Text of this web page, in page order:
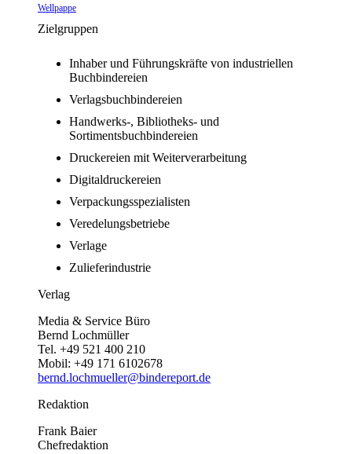
Wellpappe
Zielgruppen
Inhaber und Führungskräfte von industriellen
Buchbindereien
Verlagsbuchbindereien
Handwerks-, Bibliotheks- und
Sortimentsbuchbindereien
Druckereien mit Weiterverarbeitung
Digitaldruckereien
Verpackungsspezialisten
Veredelungsbetriebe
Verlage
Zulieferindustrie
Verlag
Media & Service Büro
Bernd Lochmüller
Tel. +49 521 400 210
Mobil: +49 171 6102678
bernd.lochmueller@bindereport.de
Redaktion
Frank Baier
Chefredaktion